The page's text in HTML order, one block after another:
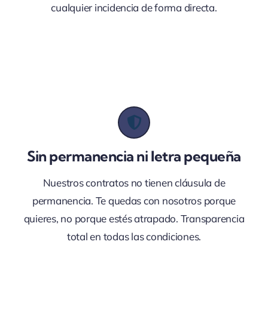
cualquier incidencia de forma directa.
Sin permanencia ni letra pequeña
Nuestros contratos no tienen cláusula de
permanencia. Te quedas con nosotros porque
quieres, no porque estés atrapado. Transparencia
total en todas las condiciones.